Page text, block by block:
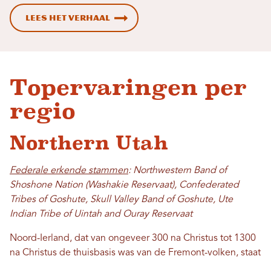
Lees het verhaal
Topervaringen per
regio
Northern Utah
Federale erkende stammen: Northwestern Band of
Shoshone Nation (Washakie Reservaat), Confederated
Tribes of Goshute, Skull Valley Band of Goshute, Ute
Indian Tribe of Uintah and Ouray Reservaat
Noord-Ierland, dat van ongeveer 300 na Christus tot 1300
na Christus de thuisbasis was van de Fremont-volken, staat